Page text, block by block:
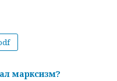
марксизм?